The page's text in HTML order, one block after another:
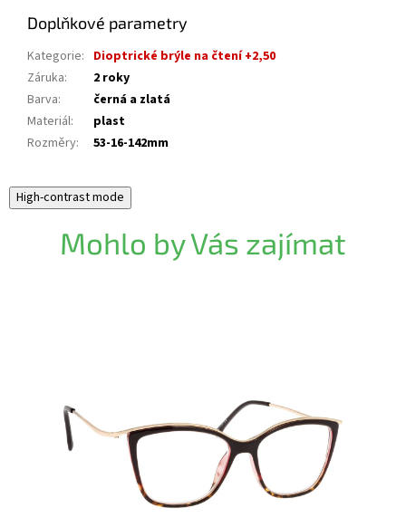
Doplňkové parametry
Kategorie: Dioptrické brýle na čtení +2,50
Záruka:
2 roky
Barva:
černá a zlatá
Materiál:
plast
Rozměry: 53-16-142mm
High-contrast mode
Mohlo by Vás zajímat